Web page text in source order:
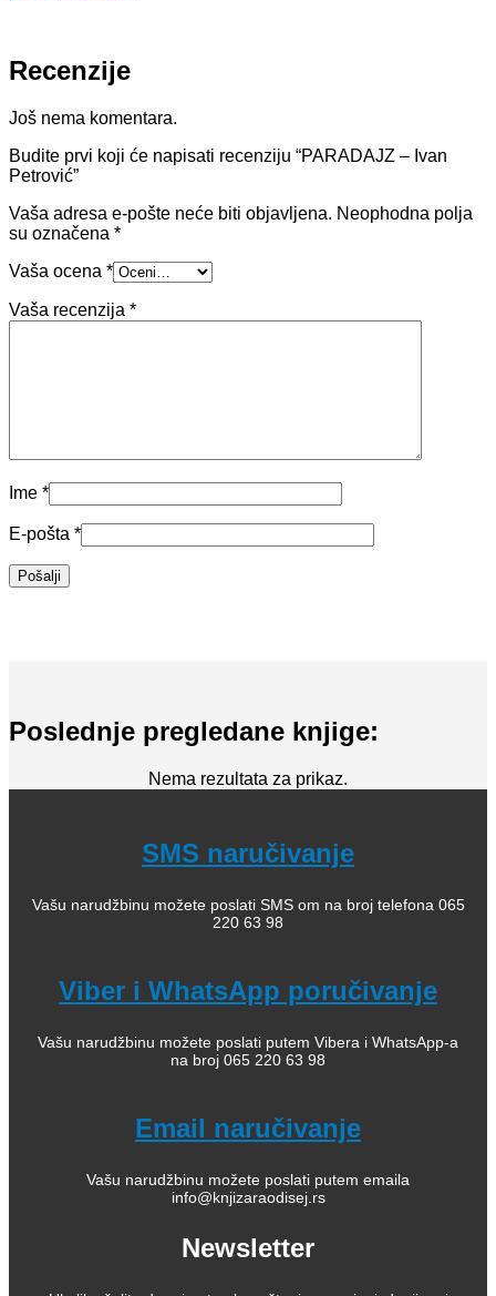
Recenzije
Još nema komentara.
Budite prvi koji će napisati recenziju “PARADAJZ – Ivan
Petrović”
Vaša adresa e-pošte neće biti objavljena. Neophodna polja
su označena *
Vaša ocena *
Vaša recenzija *
Ime *
E-pošta *
Poslednje pregledane knjige:
Nema rezultata za prikaz.
SMS naručivanje
Vašu narudžbinu možete poslati SMS om na broj telefona 065
220 63 98
Viber i WhatsApp poručivanje
Vašu narudžbinu možete poslati putem Vibera i WhatsApp-a
na broj 065 220 63 98
Email naručivanje
Vašu narudžbinu možete poslati putem emaila
info@knjizaraodisej.rs
Newsletter